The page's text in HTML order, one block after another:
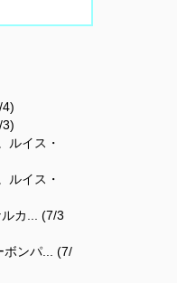
ルイス・
ルイス・
カ... (7/3
ボンパ... (7/